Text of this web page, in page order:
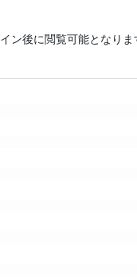
ン後に閲覧可能となりま